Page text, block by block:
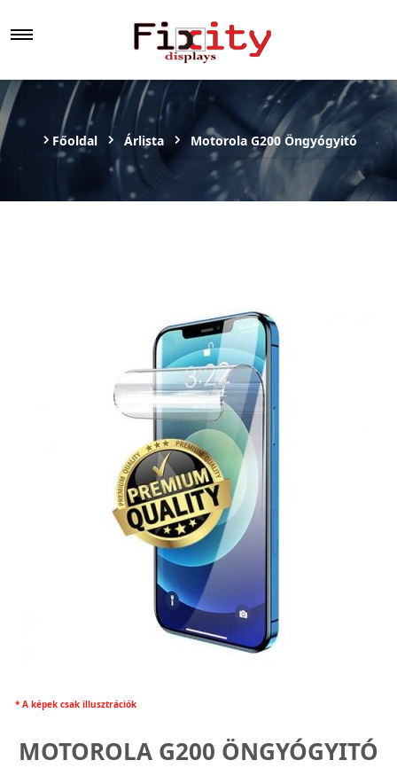
Főoldal Árlista Motorola G200 Öngyógyitó
* A képek csak illusztrációk
MOTOROLA G200 ÖNGYÓGYITÓ